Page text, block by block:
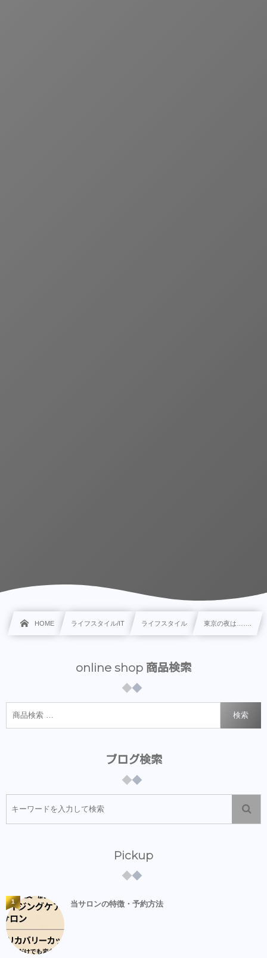
HOME ライフスタイル/IT ライフスタイル 東京の夜は…….
online shop 商品検索
検索
ブログ検索
Pickup
当サロンの特徴・予約方法
1